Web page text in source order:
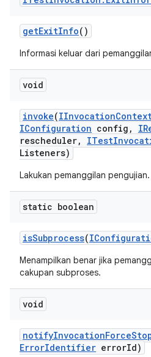
getExitInfo()
Informasi keluar dari
void
invoke(IInvocation
IConfiguration config ,
rescheduler, ITest
Listeners)
Lakukan pemanggilan pengujian.
static boolean
isSubprocess(
Menampilkan benar jika
cakupan subproses.
void
notifyInvocationForce
ErrorIdentifier errorId)